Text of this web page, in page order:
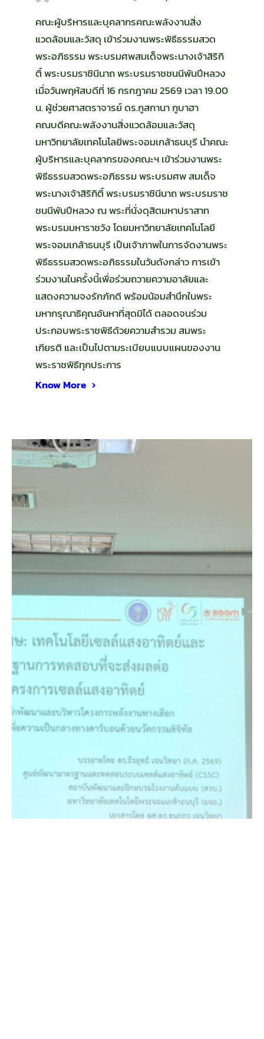
คณะผู้บริหารและบุคลากรคณะพลังงานสิ่ง
แวดล้อมและวัสดุ เข้าร่วมงานพระพิธีธรรมสวด
พระอภิธรรม พระบรมศพสมเด็จพระนางเจ้าสิริกิ
ติ์ พระบรมราชินีนาถ พระบรมราชชนนีพันปีหลวง
เมื่อวันพฤหัสบดีที่ 16 กรกฎาคม 2569 เวลา 19.00
น. ผู้ช่วยศาสตราจารย์ ดร.กูสกานา กูบาฮา
คณบดีคณะพลังงานสิ่งแวดล้อมและวัสดุ
มหาวิทยาลัยเทคโนโลยีพระจอมเกล้าธนบุรี นำคณะ
ผู้บริหารและบุคลากรของคณะฯ เข้าร่วมงานพระ
พิธีธรรมสวดพระอภิธรรม พระบรมศพ สมเด็จ
พระนางเจ้าสิริกิติ์ พระบรมราชินีนาถ พระบรมราช
ชนนีพันปีหลวง ณ พระที่นั่งดุสิตมหาปราสาท
พระบรมมหาราชวัง โดยมหาวิทยาลัยเทคโนโลยี
พระจอมเกล้าธนบุรี เป็นเจ้าภาพในการจัดงานพระ
พิธีธรรมสวดพระอภิธรรมในวันดังกล่าว การเข้า
ร่วมงานในครั้งนี้เพื่อร่วมถวายความอาลัยและ
แสดงความจงรักภักดี พร้อมน้อมสำนึกในพระ
มหากรุณาธิคุณอันหาที่สุดมิได้ ตลอดจนร่วม
ประกอบพระราชพิธีด้วยความสำรวม สมพระ
เกียรติ และเป็นไปตามระเบียบแบบแผนของงาน
พระราชพิธีทุกประการ
Know More